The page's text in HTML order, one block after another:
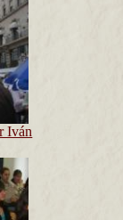
Iván